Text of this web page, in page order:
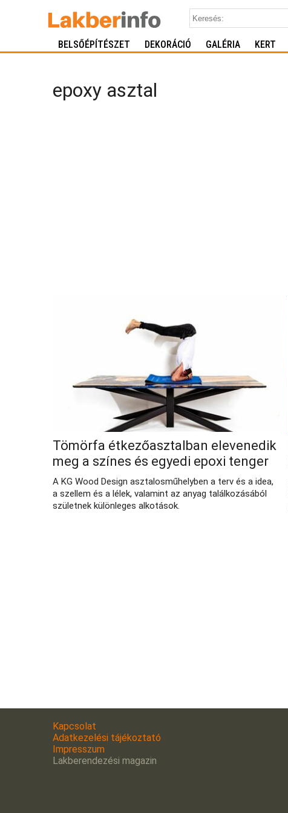
BELSŐÉPÍTÉSZET DEKORÁCIÓ GALÉRIA KERT
epoxy asztal
Tömörfa étkezőasztalban elevenedik
meg a színes és egyedi epoxi tenger
A KG Wood Design asztalosműhelyben a terv és a idea,
a szellem és a lélek, valamint az anyag találkozásából
születnek különleges alkotások.
Kapcsolat
Adatkezelési tájékoztató
Impresszum
Lakberendezési magazin